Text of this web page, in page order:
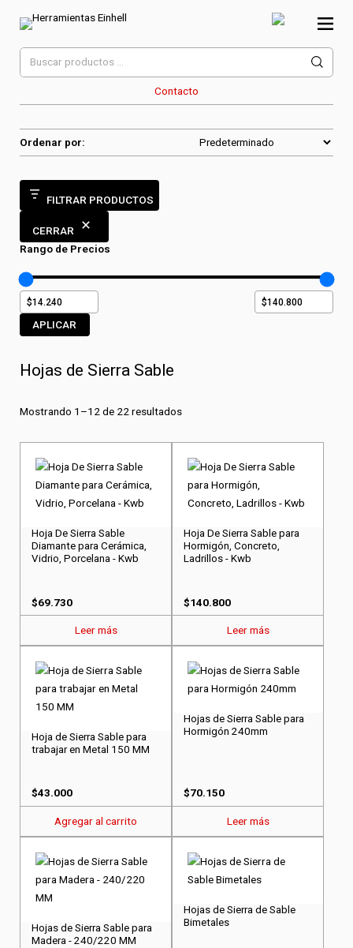
Herramientas Einhell
Distribuidor Oficial
Contacto
Buscar
por:
Hojas de Sierra Sable
Mostrando 1–12 de 22 resultados
Hoja De Sierra Sable
Diamante para Cerámica,
Vidrio, Porcelana - Kwb
$69.730
Leer más
Hoja De Sierra Sable para
Hormigón, Concreto,
Ladrillos - Kwb
$140.800
Leer más
Hoja de Sierra Sable para
trabajar en Metal 150 MM
$43.000
Agregar al carrito
Hojas de Sierra Sable para
Hormigón 240mm
$70.150
Leer más
Hojas de Sierra Sable para
Madera - 240/220 MM
Hojas de Sierra de Sable
Bimetales
Ordenar por:
FILTRAR PRODUCTOS
CERRAR
Rango de Precios
APLICAR